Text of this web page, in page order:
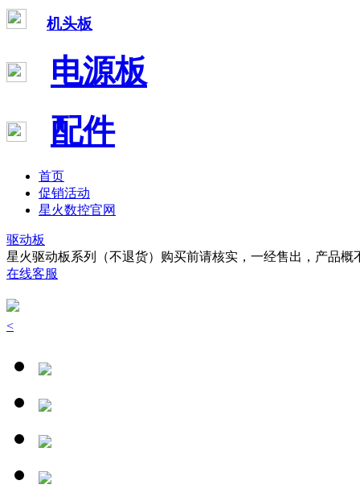
机头板
电源板
配件
首页
促销活动
星火数控官网
驱动板
星火驱动板系列（不退货）购买前请核实，一经售出，产品概
在线客服
<